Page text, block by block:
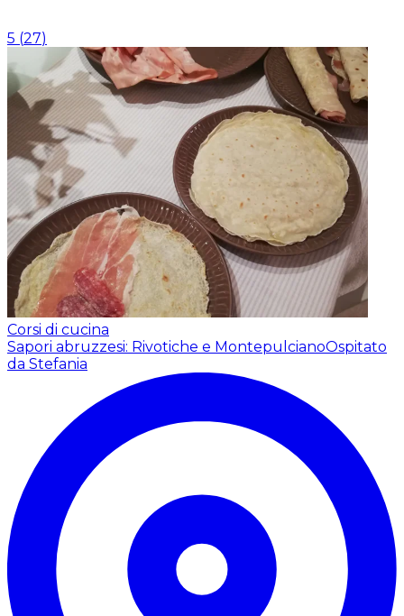
5 (27)
Corsi di cucina
Sapori abruzzesi: Rivotiche e MontepulcianoOspitato
da Stefania